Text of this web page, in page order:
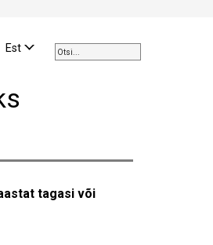
the
up
a
Est
tagasi või